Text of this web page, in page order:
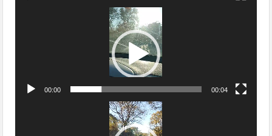
00:00 00:04